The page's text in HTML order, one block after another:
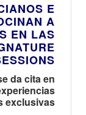
E
A
EN LAS
da cita en
exclusivas